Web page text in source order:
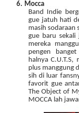
6. Mocca
Band Indie
gue jatuh hati
masih sodaraan
gue baru
mereka
pengen
halnya
plus manggung
sih di luar
favorit gue
The Object of
MOCCA lah